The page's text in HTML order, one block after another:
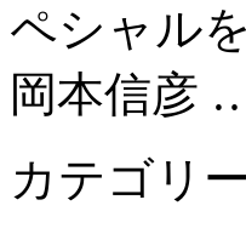
ペシャル
岡本信彦
カテゴリ